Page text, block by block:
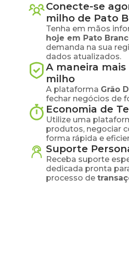
Conecte-se
milho de Pato
Tenha em mãos
hoje em Pato
demanda na sua
dados atualizados.
A maneira
milho
A plataforma Grão
fechar negócios de
Economia de
Utilize uma
produtos, negociar
forma rápida e
Suporte
Receba suporte
dedicada pronta
processo de